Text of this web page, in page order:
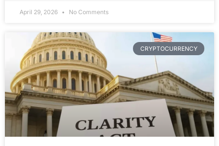
April 29, 2026 No Comments
CRYPTOCURRENCY